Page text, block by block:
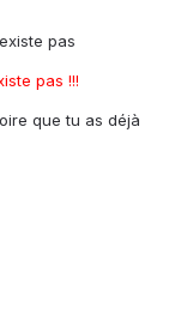
pas
pas !!!
que tu as déjà